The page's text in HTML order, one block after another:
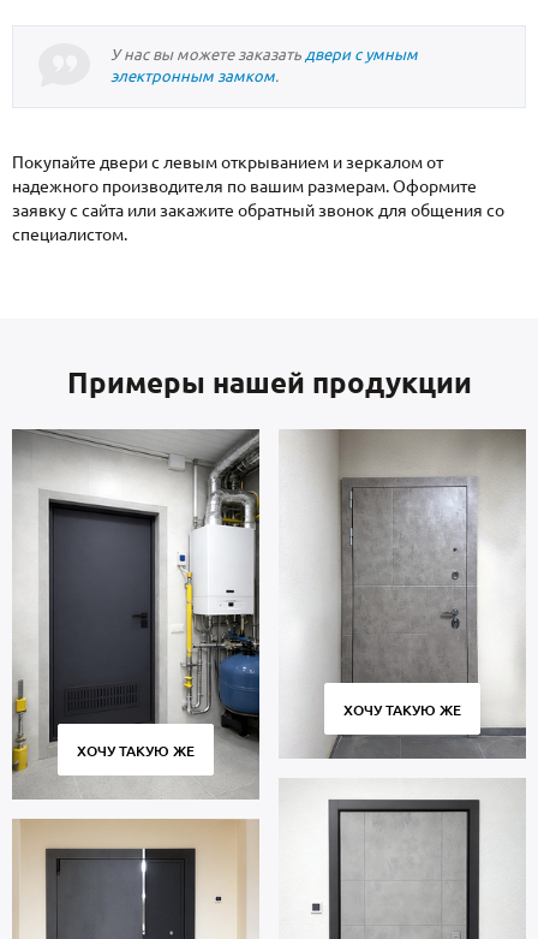
У нас вы можете заказать двери с умным
электронным замком
Покупайте двери с левым открыванием и зеркалом от
надежного производителя по вашим размерам. Оформите
заявку с сайта или закажите обратный звонок для общения со
специалистом.
Примеры нашей продукции
ХОЧУ ТАКУЮ ЖЕ
ХОЧУ ТАКУЮ ЖЕ